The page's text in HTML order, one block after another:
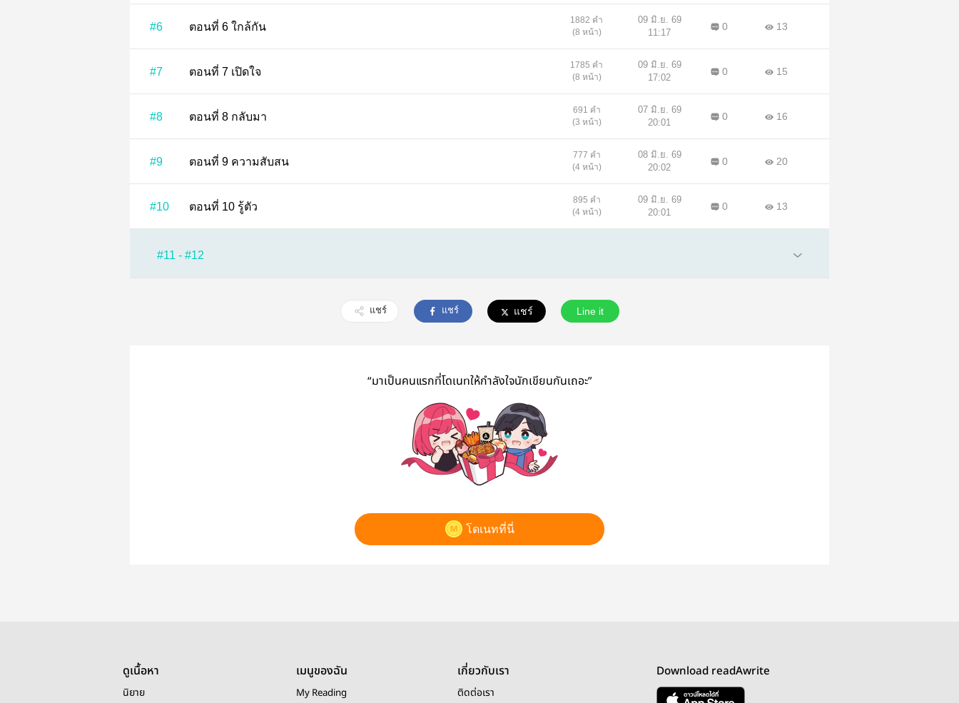
#6 ตอนที่ 6 ใกล้กัน
1882 คำ
(8 หน้า)
09 มิ.ย. 69
11:17
0 13
#7 ตอนที่ 7 เปิดใจ
1785 คำ
(8 หน้า)
09 มิ.ย. 69
17:02
0 15
#8 ตอนที่ 8 กลับมา
691 คำ
(3 หน้า)
07 มิ.ย. 69
20:01
0 16
#9 ตอนที่ 9 ความสับสน
777 คำ
(4 หน้า)
08 มิ.ย. 69
20:02
0 20
#10 ตอนที่ 10 รู้ตัว
895 คำ
(4 หน้า)
09 มิ.ย. 69
20:01
0 13
#11 - #12
แชร์ แชร์ แชร์ Line it
“มาเป็นคนแรกที่โดเนทให้กำลังใจนักเขียนกันเถอะ”
โดเนทที่นี่
ดูเนื้อหา
นิยาย
เมนูของฉัน
My Reading
เกี่ยวกับเรา
ติดต่อเรา
Download readAwrite